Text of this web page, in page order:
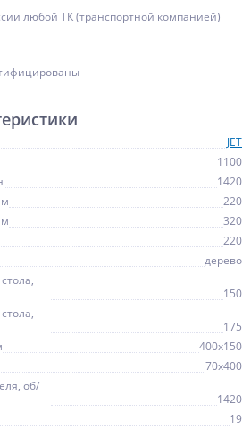
любой ТК (транспортной компанией)
JET
1100
1420
220
320
220
дерево
150
175
400х150
70х400
об/
1420
19